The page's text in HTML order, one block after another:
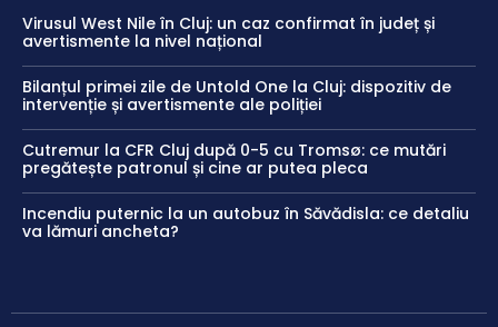
Virusul West Nile în Cluj: un caz confirmat în județ și
avertismente la nivel național
Bilanțul primei zile de Untold One la Cluj: dispozitiv de
intervenție și avertismente ale poliției
Cutremur la CFR Cluj după 0-5 cu Tromsø: ce mutări
pregătește patronul și cine ar putea pleca
Incendiu puternic la un autobuz în Săvădisla: ce detaliu
va lămuri ancheta?